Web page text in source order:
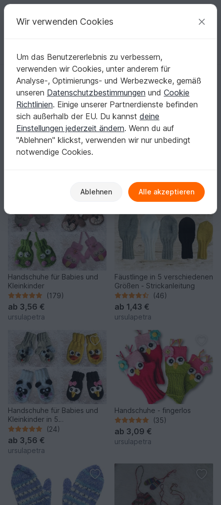
Deine kreativen Ideen
Deutsch | € (EUR) einloggen Kostenlos registrieren
Startseite Stricken Babys Handschuhe
Babyhandschuhe stricken: Schritt für Schritt
zum sicheren Ergebnis
Auch ohne viel Strickpraxis gelingen dir
Babyhandschuhe mit klaren Maschenangaben,
Abnahmen und Größenhinweisen.Mehr anzeigen
47 Stirnbänder 25
Handschuhe für Babies und
Kleinkinder
(179)
ab 3,56 €
ursulapetra
Fäustlinge in 5 verschiedenen
Größen - Strickanleitung
(46)
ab 1,43 €
ursulapetra
Handschuhe für Babies und
Kleinkinder in 5
verschiedenen Größen
(24)
ab 3,56 €
ursulapetra
Handschuhe - fingerlos
(35)
ab 3,09 €
ursulapetra
Wir verwenden Cookies
Um das Benutzererlebnis zu verbessern,
verwenden wir Cookies, unter anderem für
Analyse-, Optimierungs- und Werbezwecke, gemäß
unseren Datenschutzbestimmungen und Cookie
Richtlinien. Einige unserer Partnerdienste befinden
sich außerhalb der EU. Du kannst deine
Einstellungen jederzeit ändern. Wenn du auf
"Ablehnen" klickst, verwenden wir nur unbedingt
notwendige Cookies.
Ablehnen Alle akzeptieren